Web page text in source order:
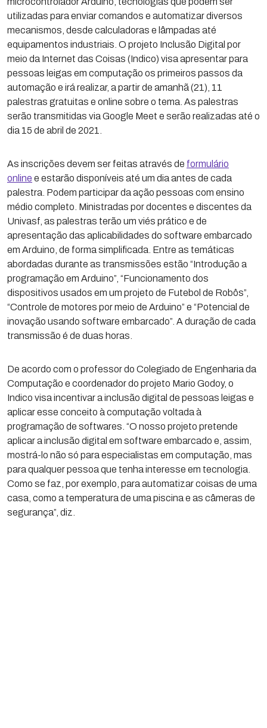
utilizadas para enviar comandos e automatizar diversos
mecanismos, desde calculadoras e lâmpadas até
equipamentos industriais. O projeto Inclusão Digital por
meio da Internet das Coisas (Indico) visa apresentar para
pessoas leigas em computação os primeiros passos da
automação e irá realizar, a partir de amanhã (21), 11
palestras gratuitas e online sobre o tema. As palestras
serão transmitidas via Google Meet e serão realizadas até o
dia 15 de abril de 2021.
As inscrições devem ser feitas através de formulário
online e estarão disponíveis até um dia antes de cada
palestra. Podem participar da ação pessoas com ensino
médio completo. Ministradas por docentes e discentes da
Univasf, as palestras terão um viés prático e de
apresentação das aplicabilidades do software embarcado
em Arduino, de forma simplificada. Entre as temáticas
abordadas durante as transmissões estão “Introdução a
programação em Arduino”, “Funcionamento dos
dispositivos usados em um projeto de Futebol de Robôs”,
“Controle de motores por meio de Arduino” e “Potencial de
inovação usando software embarcado”. A duração de cada
transmissão é de duas horas.
De acordo com o professor do Colegiado de Engenharia da
Computação e coordenador do projeto Mario Godoy, o
Indico visa incentivar a inclusão digital de pessoas leigas e
aplicar esse conceito à computação voltada à
programação de softwares. “O nosso projeto pretende
aplicar a inclusão digital em software embarcado e, assim,
mostrá-lo não só para especialistas em computação, mas
para qualquer pessoa que tenha interesse em tecnologia.
Como se faz, por exemplo, para automatizar coisas de uma
casa, como a temperatura de uma piscina e as câmeras de
segurança”, diz.